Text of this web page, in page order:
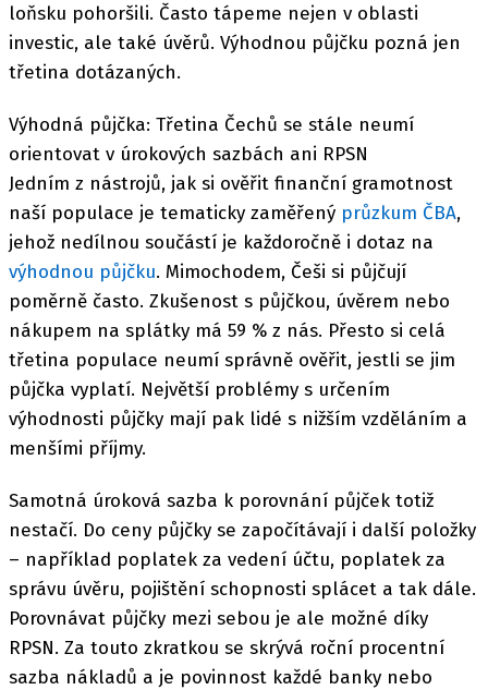
loňsku pohoršili. Často tápeme nejen v oblasti
investic, ale také úvěrů. Výhodnou půjčku pozná jen
třetina dotázaných.
Výhodná půjčka: Třetina Čechů se stále neumí
orientovat v úrokových sazbách ani RPSN
Jedním z nástrojů, jak si ověřit finanční gramotnost
naší populace je tematicky zaměřený průzkum ČBA,
jehož nedílnou součástí je každoročně i dotaz na
výhodnou půjčku. Mimochodem, Češi si půjčují
poměrně často. Zkušenost s půjčkou, úvěrem nebo
nákupem na splátky má 59 % z nás. Přesto si celá
třetina populace neumí správně ověřit, jestli se jim
půjčka vyplatí. Největší problémy s určením
výhodnosti půjčky mají pak lidé s nižším vzděláním a
menšími příjmy.
Samotná úroková sazba k porovnání půjček totiž
nestačí. Do ceny půjčky se započítávají i další položky
– například poplatek za vedení účtu, poplatek za
správu úvěru, pojištění schopnosti splácet a tak dále.
Porovnávat půjčky mezi sebou je ale možné díky
RPSN. Za touto zkratkou se skrývá roční procentní
sazba nákladů a je povinnost každé banky nebo